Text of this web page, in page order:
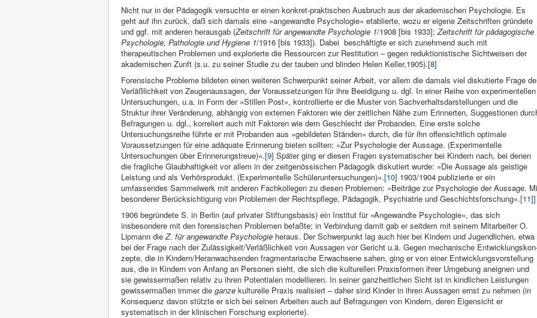
Nicht nur in der Pädagogik versuchte er einen konkret-praktischen Aus­bruch aus der akademischen Psycho­logie. Es
geht auf ihn zurück, daß sich damals eine »angewandte Psychologie« etablierte, wozu er eigene Zeitschriften gründete
und ggf. mit anderen herausgab (Zeitschrift für angewandte Psychologie 1/1908 [bis 1933];Zeitschrift für pädagogische
Psychologie, Pathologie und Hygiene 1/1916 [bis 1933]). Dabei beschäftigte er sich zunehmend auch mit
therapeutischen Problemen und explorierte die Ressourcen zur Restitution – gegen reduktionistische Sichtweisen der
akademischen Zunft (s.u. zu seiner Studie zu der tauben und blinden Helen Keller,1905).[8]
Forensische Probleme bildeten einen weiteren Schwerpunkt seiner Arbeit, vor allem die damals viel diskutierte Frage
Verläßlichkeit von Zeugenaussagen, der Voraussetzungen für ihre Beeidigung u. dgl. In einer Reihe von experimentellen
Untersuchungen, u.a. in Form der »Stillen Post«, kontrollierte er die Muster von Sachverhaltsdarstellungen und die
Struktur ihrer Veränderung, abhängig von externen Faktoren wie der zeitlichen Nähe zum Erinnerten, Suggestionen
Befragungen u. dgl., korreliert auch mit Faktoren wie dem Geschlecht der Probanden. Eine erste solche
Untersuchungsreihe führte er mit Probanden aus »gebildeten Ständen« durch, die für ihn offensichtlich optimale
Voraussetzungen für eine adäquate Erinnerung bieten sollten: »Zur Psychologie der Aussage. (Experimentelle
Untersuchungen über Erinnerungstreue)«.[9] Später ging er diesen Fragen systematischer bei Kindern nach, bei denen
die fragliche Glaubhaftigkeit vor allem in der zeitgenössischen Pädagogik diskutiert wurde: »Die Aussage als geistige
Leistung und als Verhörsprodukt. (Experimentelle Schüleruntersuchungen)«.[10] 1903/1904 publizierte er ein
umfassendes Sammelwerk mit anderen Fachkollegen zu diesen Problemen: »Beiträge zur Psychologie der Aussage.
besonderer Berücksichtigung von Problemen der Rechtspflege, Pädagogik, Psychiatrie und Geschichtsforschung«.[11]]
1906 begründete S. in Ber­lin (auf privater Stiftungsbasis) ein Institut für »Angewandte Psychologie«, das sich
insbesondere mit den forensischen Problemen be­faßte; in Verbindung damit gab er seitdem mit seinem Mitarbeiter O.
Lipmann dieZ. für angewandte Psycholo­gie heraus. Der Schwerpunkt lag auch hier bei Kindern und Jugendlichen, etwa
bei der Frage nach der Zulässigkeit/Verläßlichkeit von Aussagen vor Gericht u.ä. Gegen mechanische
zepte, die in Kindern/Heranwachsenden fragmentarische Erwachsene sahen, ging er von einer Entwicklungs­vorstellung
aus, die in Kin­dern von Anfang an Personen sieht, die sich die kulturellen Pra­xisformen ihrer Umgebung aneignen und
sie gewissermaßen relativ zu ihren Potentialen modellieren. In seiner ganz­heitlichen Sicht ist in kindlichen Leistungen
gewisserma­ßen immer die ganze kulturelle Praxis realisiert – daher sind Kin­der in ihren Aussagen ernst zu nehmen (in
Konsequenz davon stützte er sich bei seinen Arbeiten auch auf Befragungen von Kindern, deren Eigen­sicht er
systematisch in der klinischen Forschung ex­plorierte).